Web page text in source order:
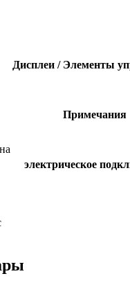
Дисплеи / Элементы
Примечания
электрическое